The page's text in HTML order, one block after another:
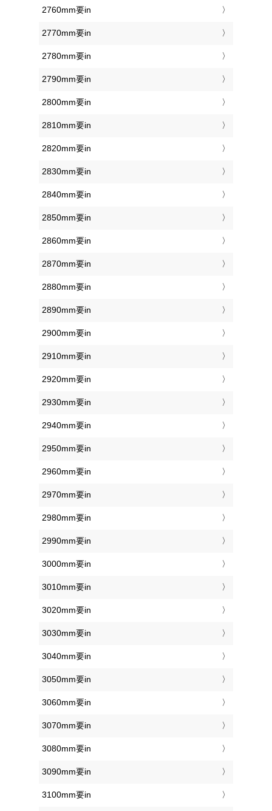
2760mm要in
2770mm要in
2780mm要in
2790mm要in
2800mm要in
2810mm要in
2820mm要in
2830mm要in
2840mm要in
2850mm要in
2860mm要in
2870mm要in
2880mm要in
2890mm要in
2900mm要in
2910mm要in
2920mm要in
2930mm要in
2940mm要in
2950mm要in
2960mm要in
2970mm要in
2980mm要in
2990mm要in
3000mm要in
3010mm要in
3020mm要in
3030mm要in
3040mm要in
3050mm要in
3060mm要in
3070mm要in
3080mm要in
3090mm要in
3100mm要in